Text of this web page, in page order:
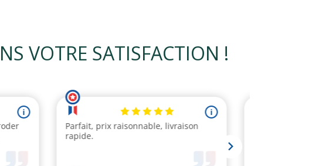
VOTRE SATISFACTION !